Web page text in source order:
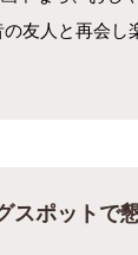
友人と再会
スポットで